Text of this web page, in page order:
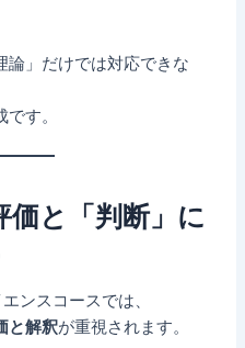
論」だけでは対応できな
す。
と「判断」に
ンスコースでは、
と解釈が重視されます。